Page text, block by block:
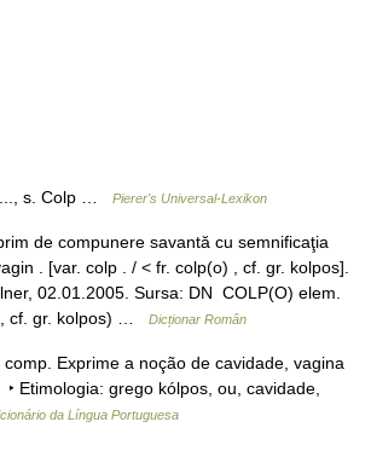
s. Colp … Pierer's Universal-Lexikon
de compunere savantă cu semnificaţia
. [var. colp . / < fr. colp(o) , cf. gr. kolpos].
02.01.2005. Sursa: DN COLP(O) elem.
, cf. gr. kolpos) …
Dicționar Român
Exprime a noção de cavidade, vagina
Etimologia: grego kólpos, ou, cavidade,
da Língua Portuguesa